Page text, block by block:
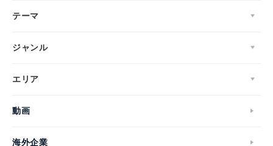
テーマ
ジャンル
エリア
動画
海外企業